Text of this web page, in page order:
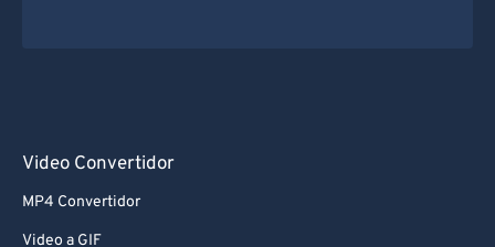
Video Convertidor
MP4 Convertidor
Video a GIF